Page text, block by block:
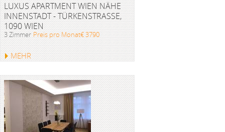
LUXUS APARTMENT WIEN NÄHE
INNENSTADT - TÜRKENSTRASSE, 1
090 WIEN
3 Zimmer Preis pro Monat€ 3790
MEHR